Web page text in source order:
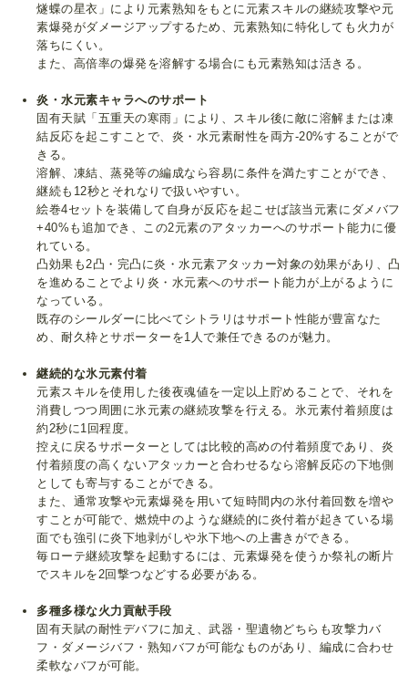
燧蝶の星衣」により元素熟知をもとに元素スキルの継続攻撃や元
素爆発がダメージアップするため、元素熟知に特化しても火力が
落ちにくい。
また、高倍率の爆発を溶解する場合にも元素熟知は活きる。
炎・水元素キャラへのサポート
固有天賦「五重天の寒雨」により、スキル後に敵に溶解または凍
結反応を起こすことで、炎・水元素耐性を両方-20%することがで
きる。
溶解、凍結、蒸発等の編成なら容易に条件を満たすことができ、
継続も12秒とそれなりで扱いやすい。
絵巻4セットを装備して自身が反応を起こせば該当元素にダメバフ
+40%も追加でき、この2元素のアタッカーへのサポート能力に優
れている。
凸効果も2凸・完凸に炎・水元素アタッカー対象の効果があり、凸
を進めることでより炎・水元素へのサポート能力が上がるように
なっている。
既存のシールダーに比べてシトラリはサポート性能が豊富なた
め、耐久枠とサポーターを1人で兼任できるのが魅力。
継続的な氷元素付着
元素スキルを使用した後夜魂値を一定以上貯めることで、それを
消費しつつ周囲に氷元素の継続攻撃を行える。氷元素付着頻度は
約2秒に1回程度。
控えに戻るサポーターとしては比較的高めの付着頻度であり、炎
付着頻度の高くないアタッカーと合わせるなら溶解反応の下地側
としても寄与することができる。
また、通常攻撃や元素爆発を用いて短時間内の氷付着回数を増や
すことが可能で、燃焼中のような継続的に炎付着が起きている場
面でも強引に炎下地剥がしや氷下地への上書きができる。
毎ローテ継続攻撃を起動するには、元素爆発を使うか祭礼の断片
でスキルを2回撃つなどする必要がある。
多種多様な火力貢献手段
固有天賦の耐性デバフに加え、武器・聖遺物どちらも攻撃力バ
フ・ダメージバフ・熟知バフが可能なものがあり、編成に合わせ
柔軟なバフが可能。